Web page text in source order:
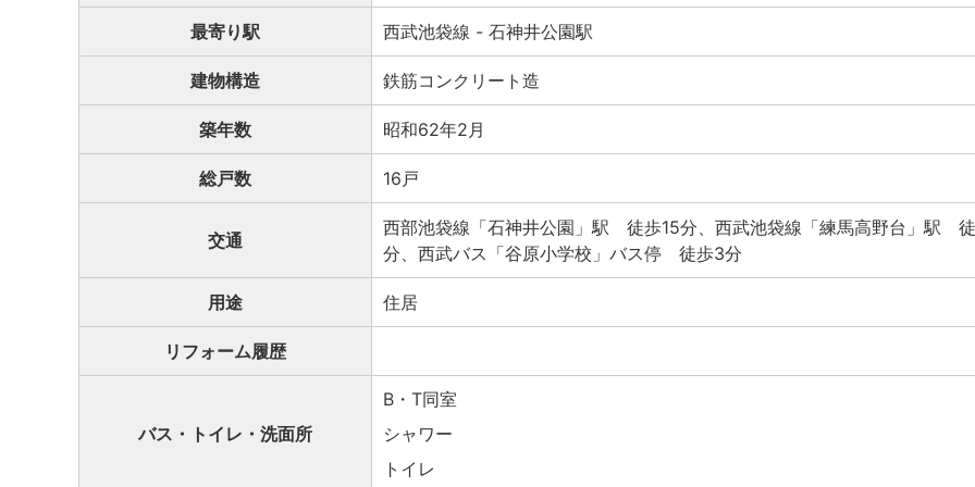
最寄り駅 西武池袋線 - 石神井公園駅
建物構造 鉄筋コンクリート造
築年数 昭和62年2月
総戸数 16戸
交通
西部池袋線「石神井公園」駅 徒歩15分、西武池袋線「練馬高野台」駅
分、西武バス「谷原小学校」バス停 徒歩3分
用途 住居
リフォーム履歴
バス・トイレ・洗面所
B・T同室
シャワー
トイレ